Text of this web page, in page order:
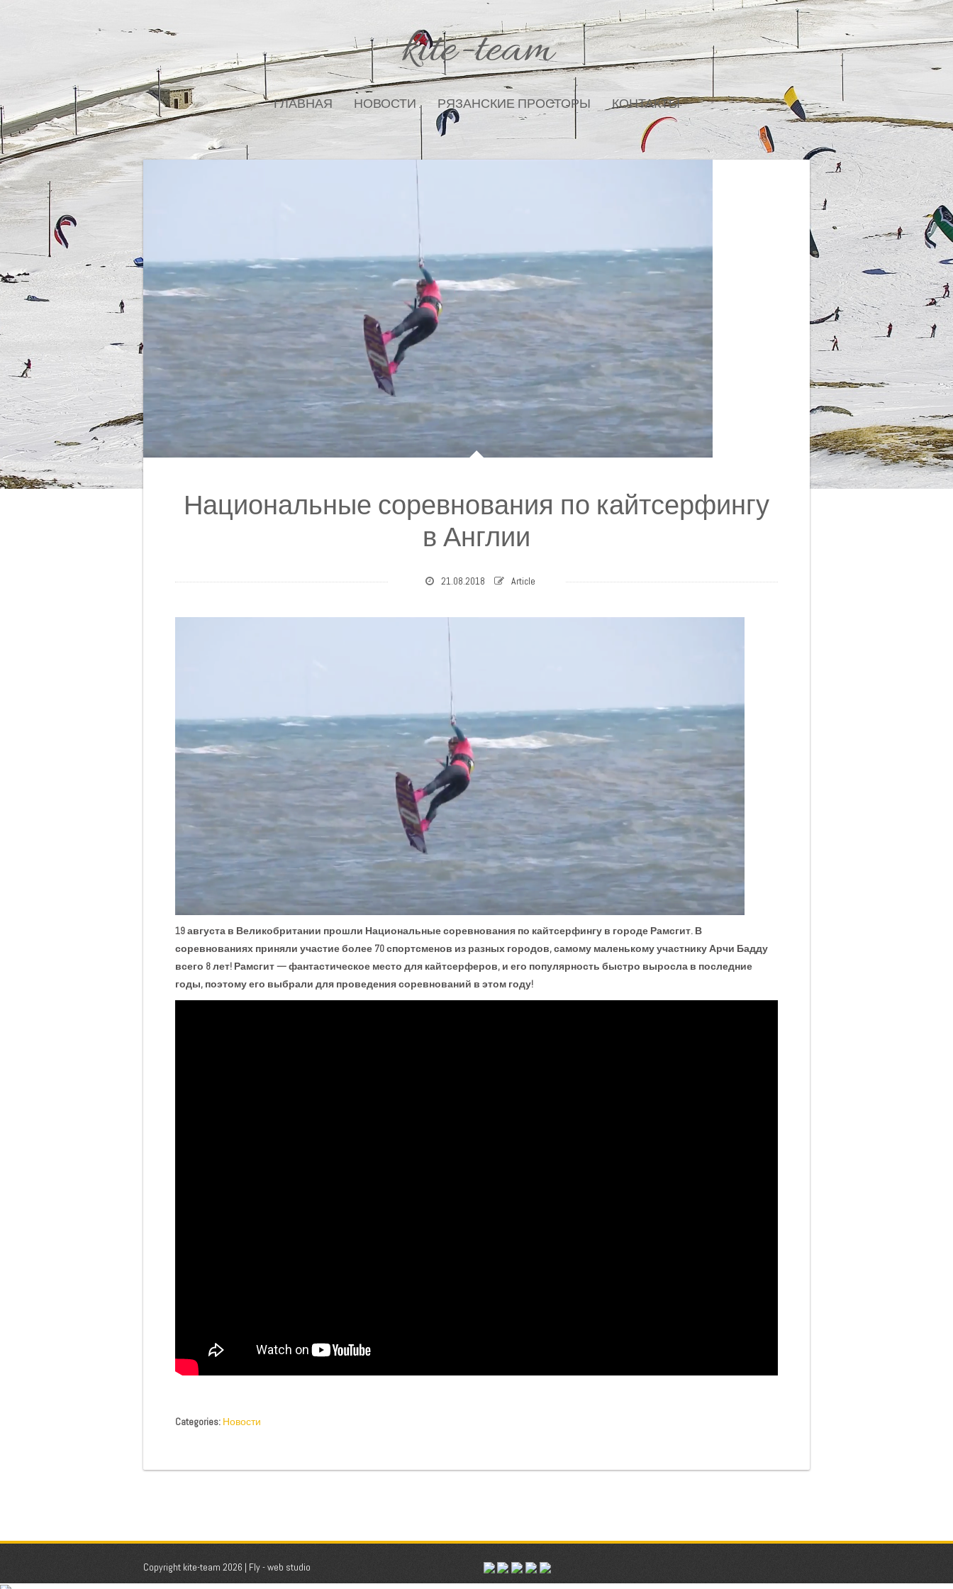
kite-team
ГЛАВНАЯ НОВОСТИ РЯЗАНСКИЕ ПРОСТОРЫ КОНТАКТЫ
Национальные соревнования по кайтсерфингу
в Англии
21.08.2018 Article
19 августа в Великобритании прошли Национальные соревнования по кайтсерфингу в городе Рамсгит. В
соревнованиях приняли участие более 70 спортсменов из разных городов, самому маленькому участнику Арчи Бадду
всего 8 лет! Рамсгит — фантастическое место для кайтсерферов, и его популярность быстро выросла в последние
годы, поэтому его выбрали для проведения соревнований в этом году!
Categories: Новости
Copyright kite-team 2026 | Fly - web studio